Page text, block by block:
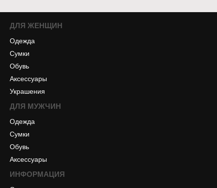
ДЛЯ ЖЕНЩИН
Одежда
Сумки
Обувь
Аксессуары
Украшения
ДЛЯ МУЖЧИН
Одежда
Сумки
Обувь
Аксессуары
ИНФОРМАЦИЯ